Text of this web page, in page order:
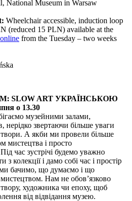
National Museum in Warsaw
Wheelchair accessible, induction loop
(reduced 15 PLN) available at the
online from the Tuesday – two weeks
SLOW ART УКРАЇНСЬКОЮ
о 13.30
музейними залами,
нерідко звертаючи більше уваги
А якби ми провели більше
мистецтва і просто
час зустрічі будемо уважно
з колекції і дамо собі час і простір
бачимо, що думаємо і що
мистецтвом. Нам не обов’язково
художника чи епоху, щоб
від відвідання музею.